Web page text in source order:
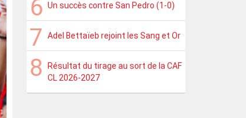
Un succès contre San Pedro (1-0)
Adel Bettaïeb rejoint les Sang et Or
Résultat du tirage au sort de la CAF
CL 2026-2027